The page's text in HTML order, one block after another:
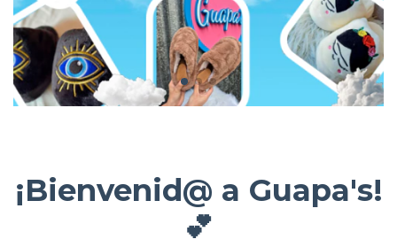
¡Bienvenid@ a Guapa's!
💕